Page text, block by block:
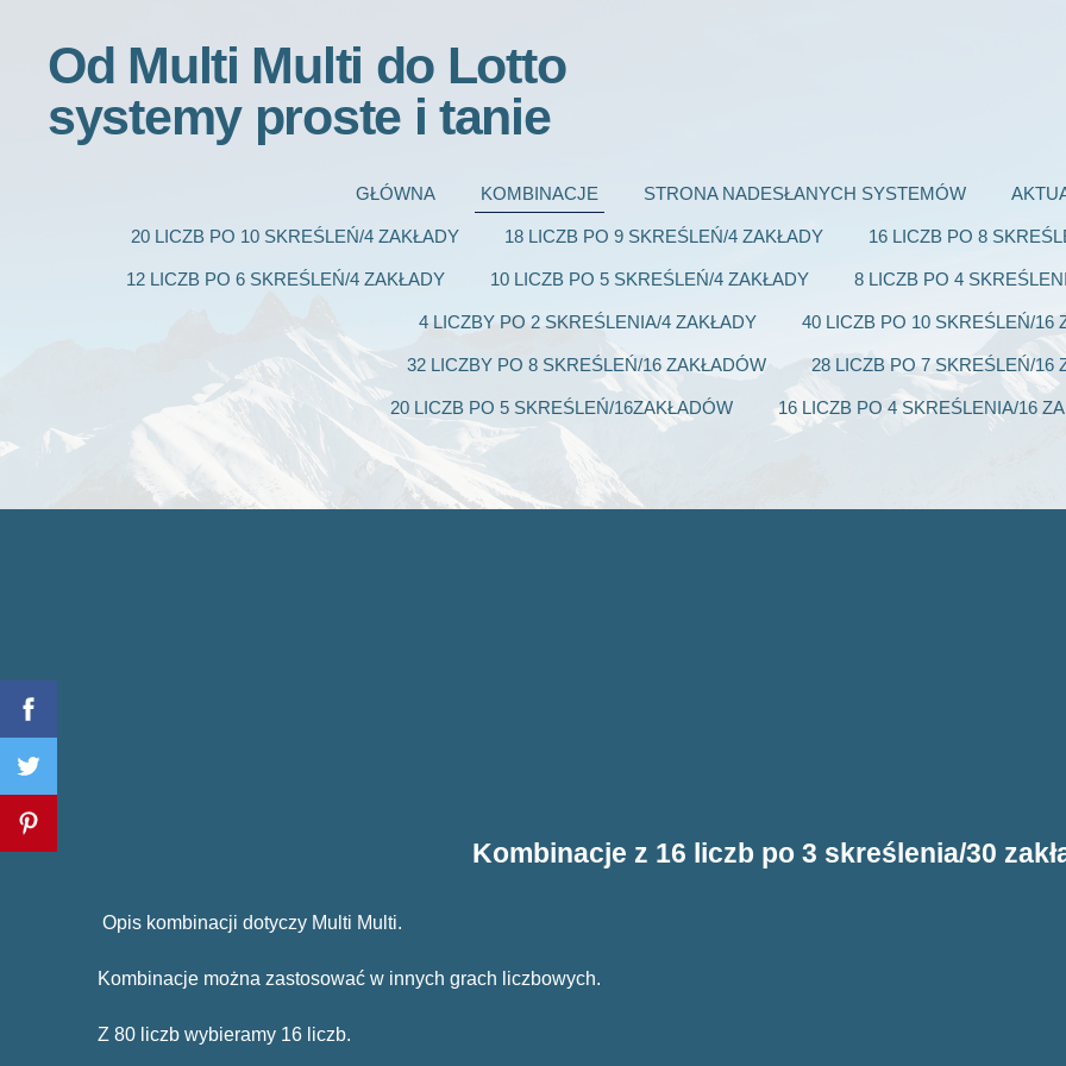
Od Multi Multi do Lotto
systemy proste i tanie
GŁÓWNA KOMBINACJE STRONA NADESŁANYCH SYSTEMÓW
20 LICZB PO 10 SKREŚLEŃ/4 ZAKŁADY 18 LICZB PO 9 SKREŚLEŃ/4 ZAKŁADY 16 LICZB PO 8
12 LICZB PO 6 SKREŚLEŃ/4 ZAKŁADY 10 LICZB PO 5 SKREŚLEŃ/4 ZAKŁADY 8 LICZB PO 4
4 LICZBY PO 2 SKREŚLENIA/4 ZAKŁADY 40 LICZB PO 10 SKREŚLEŃ/16
32 LICZBY PO 8 SKREŚLEŃ/16 ZAKŁADÓW 28 LICZB PO 7 SKREŚLEŃ/16
20 LICZB PO 5 SKREŚLEŃ/16ZAKŁADÓW 16 LICZB PO 4 SKREŚLENIA/16
Kombinacje z 16 liczb po 3 skreślenia/30
Opis kombinacji dotyczy Multi Multi.
Kombinacje można zastosować w innych grach liczbowych.
Z 80 liczb wybieramy 16 liczb.